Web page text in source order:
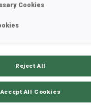
SPRINT QUAL. FEMMES
Cookies
Reject All
Accept All Cookies